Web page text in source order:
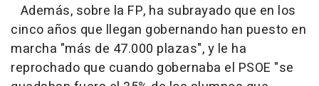
Además, sobre la FP, ha subrayado que en los
cinco años que llegan gobernando han puesto en
marcha "más de 47.000 plazas", y le ha
reprochado que cuando gobernaba el PSOE "se